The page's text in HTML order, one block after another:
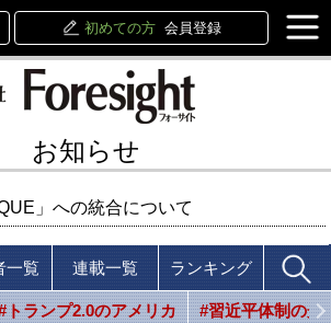
初めての方 会員登録
お知らせ
」への統合について
一覧 連載一覧 ランキング
トランプ2.0のアメリカ #習近平体制の光